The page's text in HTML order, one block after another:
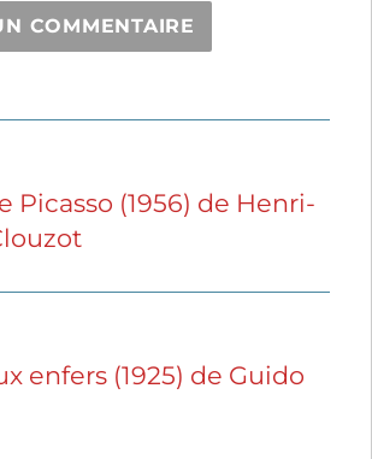
Picasso (1956) de Henri-
enfers (1925) de Guido